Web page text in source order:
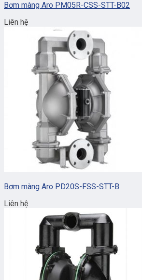
Bơm màng Aro PM05R-CSS-STT-B02
Liên hệ
Bơm màng Aro PD20S-FSS-STT-B
Liên hệ